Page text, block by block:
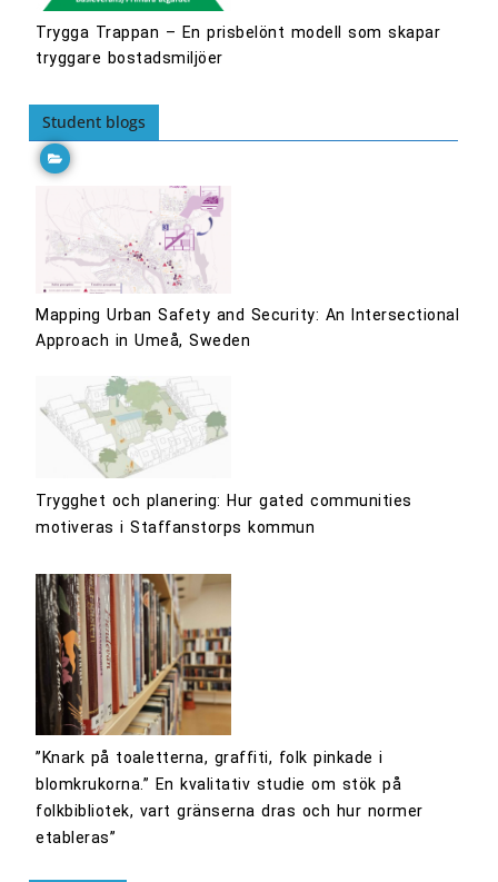
Trygga Trappan – En prisbelönt modell som skapar
tryggare bostadsmiljöer
Student blogs
Mapping Urban Safety and Security: An Intersectional
Approach in Umeå, Sweden
Trygghet och planering: Hur gated communities
motiveras i Staffanstorps kommun
”Knark på toaletterna, graffiti, folk pinkade i
blomkrukorna.” En kvalitativ studie om stök på
folkbibliotek, vart gränserna dras och hur normer
etableras”